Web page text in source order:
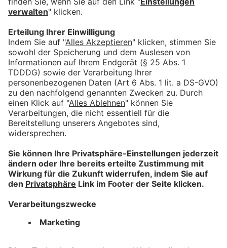
Für Anbieter
Mitmachen lohnt sich!
Machen Sie mit tollen Angeboten auf sich aufmerksam.
Hier mehr erfahren.
Information
Datenschutz